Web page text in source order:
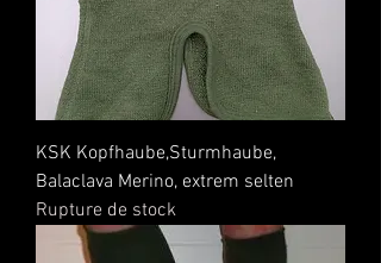
KSK Kopfhaube,Sturmhaube,
Balaclava Merino, extrem selten
Rupture de stock